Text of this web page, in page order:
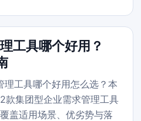
工具哪个好用？
工具哪个好用怎么选？本
款集团型企业需求管理工具
盖适用场景、优劣势与落